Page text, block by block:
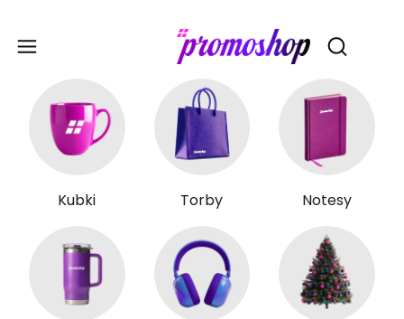
Otwórz
Kubki Torby Notesy